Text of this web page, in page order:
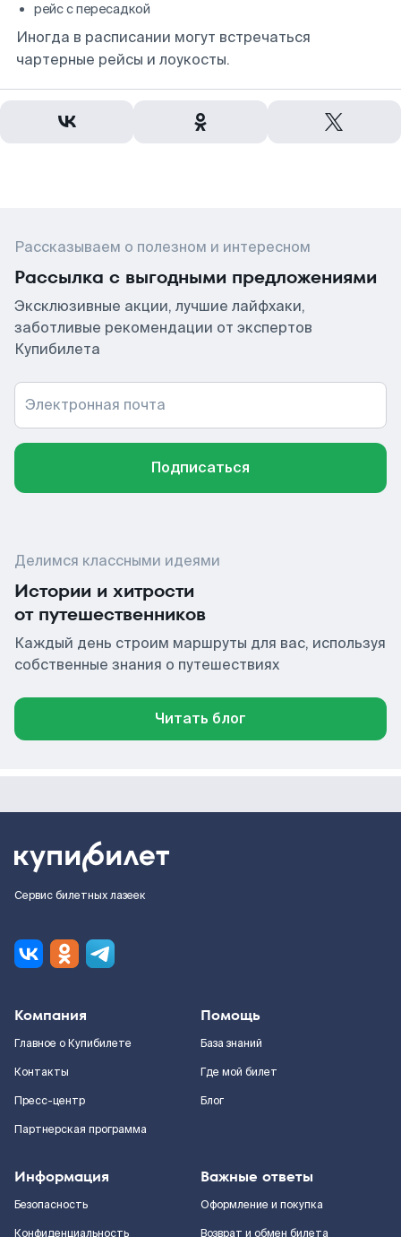
рейс с пересадкой
Иногда в расписании могут встречаться
чартерные рейсы и лоукосты.
Рассказываем о полезном и интересном
Рассылка с выгодными предложениями
Эксклюзивные акции, лучшие лайфхаки,
заботливые рекомендации от экспертов
Купибилета
Электронная почта
Подписаться
Делимся классными идеями
Истории и хитрости
от путешественников
Каждый день строим маршруты для вас, используя
собственные знания о путешествиях
Читать блог
Сервис билетных лазеек
Компания
Главное о Купибилете
Контакты
Пресс-центр
Партнерская программа
Помощь
База знаний
Где мой билет
Блог
Информация
Безопасность
Конфиденциальность
Важные ответы
Оформление и покупка
Возврат и обмен билета